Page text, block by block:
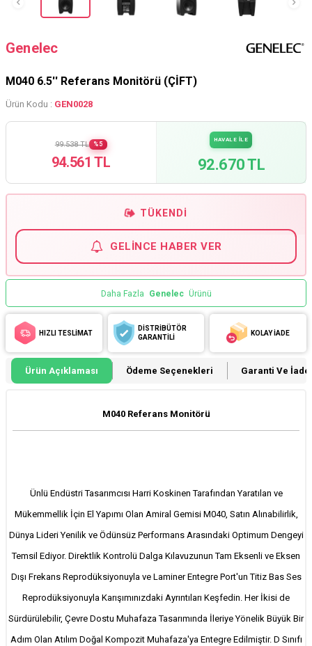
Genelec
M040 6.5'' Referans Monitörü (ÇİFT)
Ürün Kodu : GEN0028
99.538 TL %5
94.561 TL
HAVALE İLE
92.670 TL
TÜKENDI
GELINCE HABER VER
Daha Fazla Genelec Ürünü
HIZLI TESLİMAT
DİSTRİBÜTÖR
GARANTİLİ
KOLAY İADE
Ürün Açıklaması Ödeme Seçenekleri Garanti Ve İade
M040 Referans Monitörü
Ünlü Endüstri Tasarımcısı Harri Koskinen Tarafından Yaratılan ve
Mükemmellik İçin El Yapımı Olan Amiral Gemisi M040, Satın Alınabilirlik,
Dünya Lideri Yenilik ve Ödünsüz Performans Arasındaki Optimum Dengeyi
Temsil Ediyor. Direktlik Kontrolü Dalga Kılavuzunun Tam Eksenli ve Eksen
Dışı Frekans Reprodüksiyonuyla ve Laminer Entegre Port'un Titiz Bas Ses
Reprodüksiyonuyla Karışımınızdaki Ayrıntıları Keşfedin. Her İkisi de
Sürdürülebilir, Çevre Dostu Muhafaza Tasarımında İleriye Yönelik Büyük Bir
Adım Olan Atılım Doğal Kompozit Muhafaza'ya Entegre Edilmiştir. D Sınıfı